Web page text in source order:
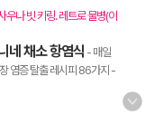
나 빗 키링. 레트로 물병(이
네 채소 항염식 - 매일
염증 탈출 레시피 86가지 -